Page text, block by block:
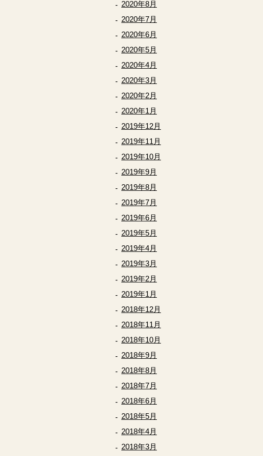
2020年8月
2020年7月
2020年6月
2020年5月
2020年4月
2020年3月
2020年2月
2020年1月
2019年12月
2019年11月
2019年10月
2019年9月
2019年8月
2019年7月
2019年6月
2019年5月
2019年4月
2019年3月
2019年2月
2019年1月
2018年12月
2018年11月
2018年10月
2018年9月
2018年8月
2018年7月
2018年6月
2018年5月
2018年4月
2018年3月